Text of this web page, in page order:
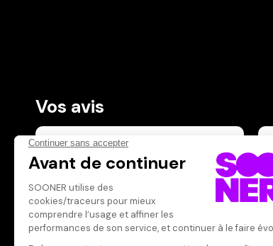
Vos avis
Donnez votre avis
Votre note
Votre commentaire
Il faut vous connecter pour
publier un avis